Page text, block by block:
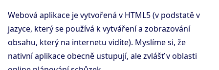
Webová aplikace je vytvořená v HTML5 (v podstatě v
jazyce, který se používá k vytváření a zobrazování
obsahu, který na internetu vidíte). Myslíme si, že
nativní aplikace obecně ustupují, ale zvlášť v oblasti